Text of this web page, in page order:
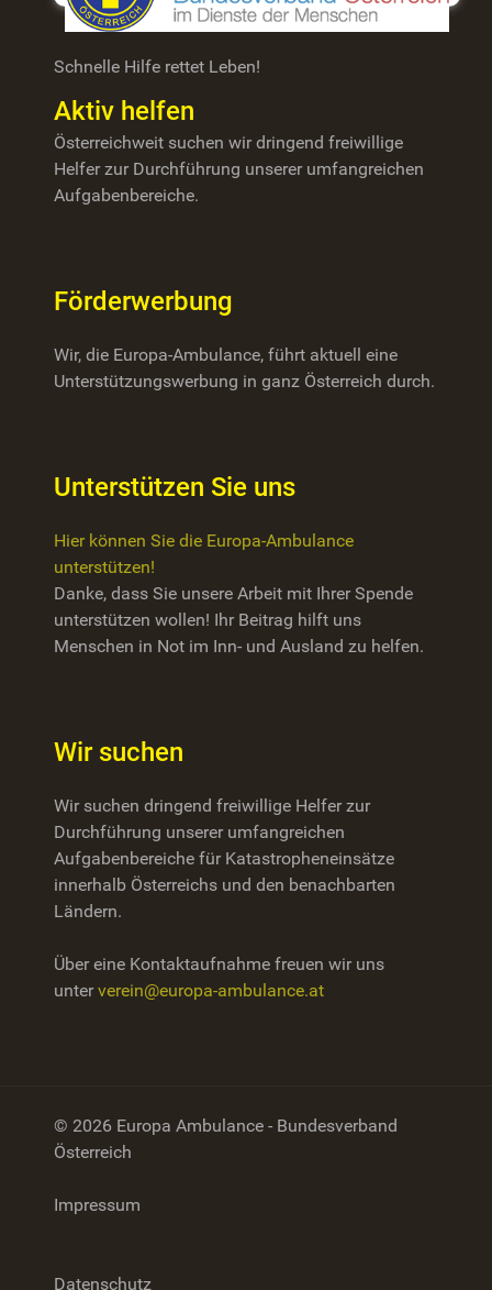
Schnelle Hilfe rettet Leben!
Aktiv helfen
Österreichweit suchen wir dringend freiwillige
Helfer zur Durchführung unserer umfangreichen
Aufgabenbereiche.
Förderwerbung
Wir, die Europa-Ambulance, führt aktuell eine
Unterstützungswerbung in ganz Österreich durch.
Unterstützen Sie uns
Hier können Sie die Europa-Ambulance
unterstützen!
Danke, dass Sie unsere Arbeit mit Ihrer Spende
unterstützen wollen! Ihr Beitrag hilft uns
Menschen in Not im Inn- und Ausland zu helfen.
Wir suchen
Wir suchen dringend freiwillige Helfer zur
Durchführung unserer umfangreichen
Aufgabenbereiche für Katastropheneinsätze
innerhalb Österreichs und den benachbarten
Ländern.
Über eine Kontaktaufnahme freuen wir uns
unterverein@europa-ambulance.at
© 2026 Europa Ambulance - Bundesverband
Österreich
Impressum
Datenschutz